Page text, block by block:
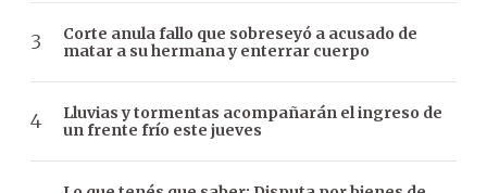
Corte anula fallo que sobreseyó a acusado de
matar a su hermana y enterrar cuerpo
Lluvias y tormentas acompañarán el ingreso de
un frente frío este jueves